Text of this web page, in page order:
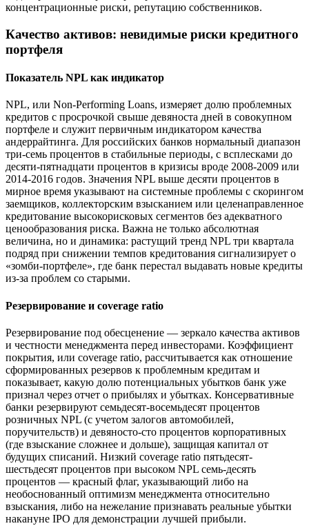
концентрационные риски, репутацию собственников.
Качество активов: невидимые риски кредитного
портфеля
Показатель NPL как индикатор
NPL, или Non-Performing Loans, измеряет долю проблемных
кредитов с просрочкой свыше девяноста дней в совокупном
портфеле и служит первичным индикатором качества
андеррайтинга. Для российских банков нормальный диапазон
три-семь процентов в стабильные периоды, с всплесками до
десяти-пятнадцати процентов в кризисы вроде 2008-2009 или
2014-2016 годов. Значения NPL выше десяти процентов в
мирное время указывают на системные проблемы с скорингом
заемщиков, коллекторским взысканием или целенаправленное
кредитование высокорисковых сегментов без адекватного
ценообразования риска. Важна не только абсолютная
величина, но и динамика: растущий тренд NPL три квартала
подряд при снижении темпов кредитования сигнализирует о
«зомби-портфеле», где банк перестал выдавать новые кредиты
из-за проблем со старыми.
Резервирование и coverage ratio
Резервирование под обесценение — зеркало качества активов
и честности менеджмента перед инвесторами. Коэффициент
покрытия, или coverage ratio, рассчитывается как отношение
сформированных резервов к проблемным кредитам и
показывает, какую долю потенциальных убытков банк уже
признал через отчет о прибылях и убытках. Консервативные
банки резервируют семьдесят-восемьдесят процентов
розничных NPL (с учетом залогов автомобилей,
поручительств) и девяносто-сто процентов корпоративных
(где взыскание сложнее и дольше), защищая капитал от
будущих списаний. Низкий coverage ratio пятьдесят-
шестьдесят процентов при высоком NPL семь-десять
процентов — красный флаг, указывающий либо на
необоснованный оптимизм менеджмента относительно
взыскания, либо на нежелание признавать реальные убытки
накануне IPO для демонстрации лучшей прибыли.